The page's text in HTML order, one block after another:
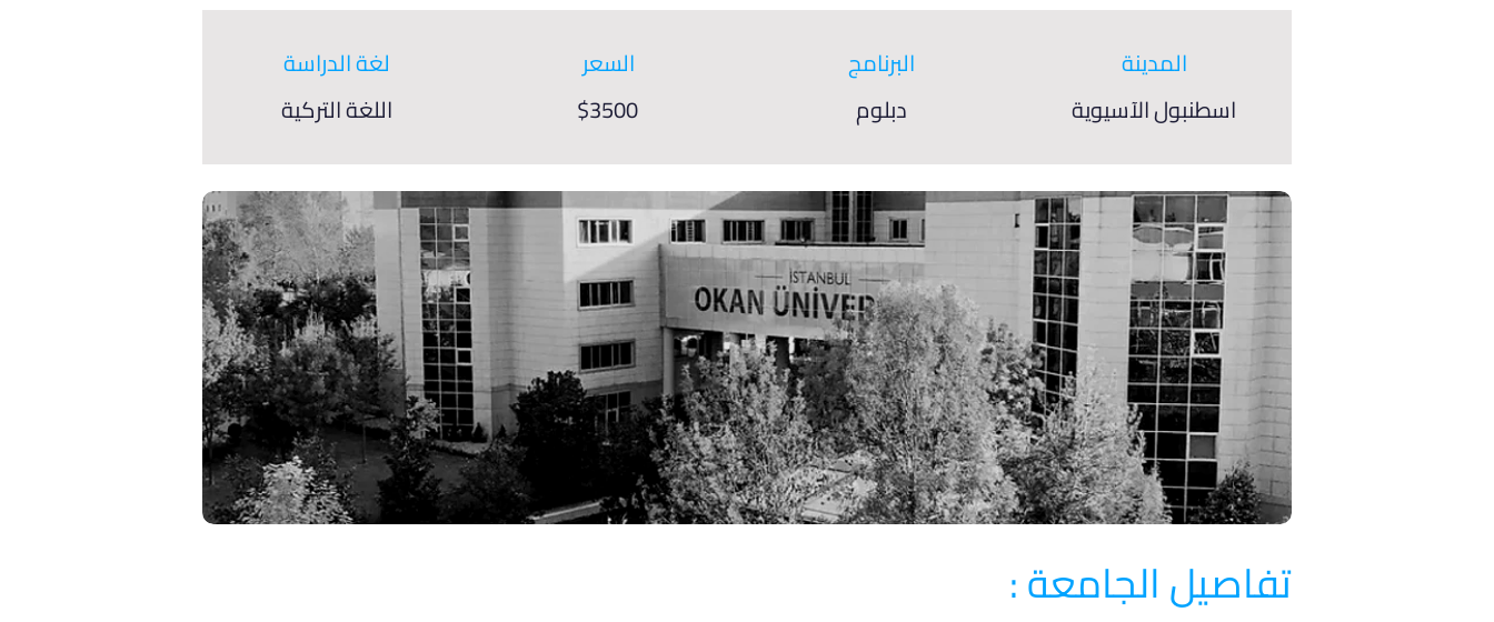
لغة الدراسة
اللغة التركية
السعر
$3500
البرنامج
دبلوم
المدينة
اسطنبول الآسيوية
تفاصيل الجامعة :